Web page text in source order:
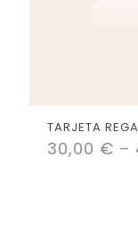
TARJETA
30,00 € –